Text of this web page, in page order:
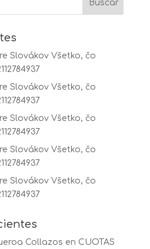
Slovákov Všetko, čo
Slovákov Všetko, čo
Slovákov Všetko, čo
Slovákov Všetko, čo
Slovákov Všetko, čo
Collazos en CUOTAS